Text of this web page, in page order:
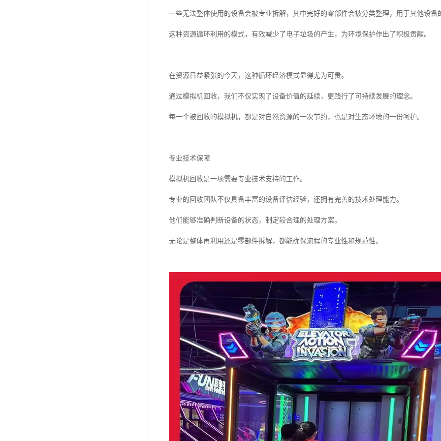
一些无法整体使用的设备会被专业拆解，其中完好的零部件会被分类整理，用于其他设备
这种资源循环利用的模式，有效减少了电子垃圾的产生，为环境保护作出了积极贡献。
在资源日益紧张的今天，这种循环经济模式显得尤为可贵。
通过模拟机回收，我们不仅实现了设备价值的延续，更践行了可持续发展的理念。
每一个被回收的模拟机，都是对自然资源的一次节约，也是对生态环境的一份呵护。
专业技术保障
模拟机回收是一项需要专业技术支持的工作。
专业的回收团队不仅具备丰富的设备评估经验，还拥有完善的技术处理能力。
他们能够准确判断设备的状态，制定较合理的处理方案。
无论是整体再利用还是零部件拆解，都能确保流程的专业性和规范性。